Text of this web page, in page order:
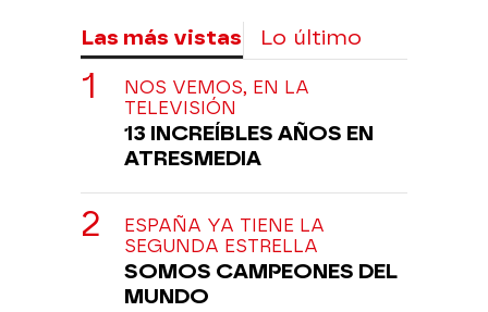
Las más vistas Lo último
NOS VEMOS, EN LA
TELEVISIÓN
13 INCREÍBLES AÑOS EN
ATRESMEDIA
ESPAÑA YA TIENE LA
SEGUNDA ESTRELLA
SOMOS CAMPEONES DEL
MUNDO